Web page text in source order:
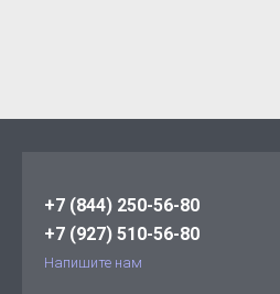
+7 (844) 250-56-80
+7 (927) 510-56-80
Напишите нам